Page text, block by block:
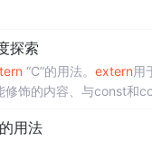
探索
“C”的用法。 extern用
修饰的内容、与const和
用法